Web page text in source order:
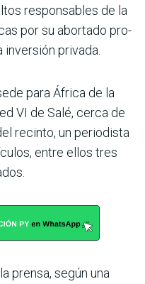
responsables de la
por su abortado pro­
privada.
para África de la
VI de Salé, cerca de
recinto, un periodista
entre ellos tres
prensa, según una